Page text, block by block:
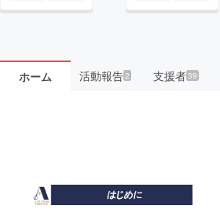
ホーム 活動報告2 支援者39